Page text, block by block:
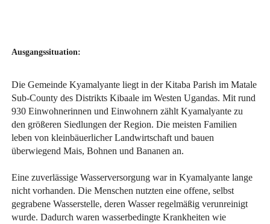
Ausgangssituation:
Die Gemeinde Kyamalyante liegt in der Kitaba Parish im Matale
Sub-County des Distrikts Kibaale im Westen Ugandas. Mit rund
930 Einwohnerinnen und Einwohnern zählt Kyamalyante zu
den größeren Siedlungen der Region. Die meisten Familien
leben von kleinbäuerlicher Landwirtschaft und bauen
überwiegend Mais, Bohnen und Bananen an.
Eine zuverlässige Wasserversorgung war in Kyamalyante lange
nicht vorhanden. Die Menschen nutzten eine offene, selbst
gegrabene Wasserstelle, deren Wasser regelmäßig verunreinigt
wurde. Dadurch waren wasserbedingte Krankheiten wie